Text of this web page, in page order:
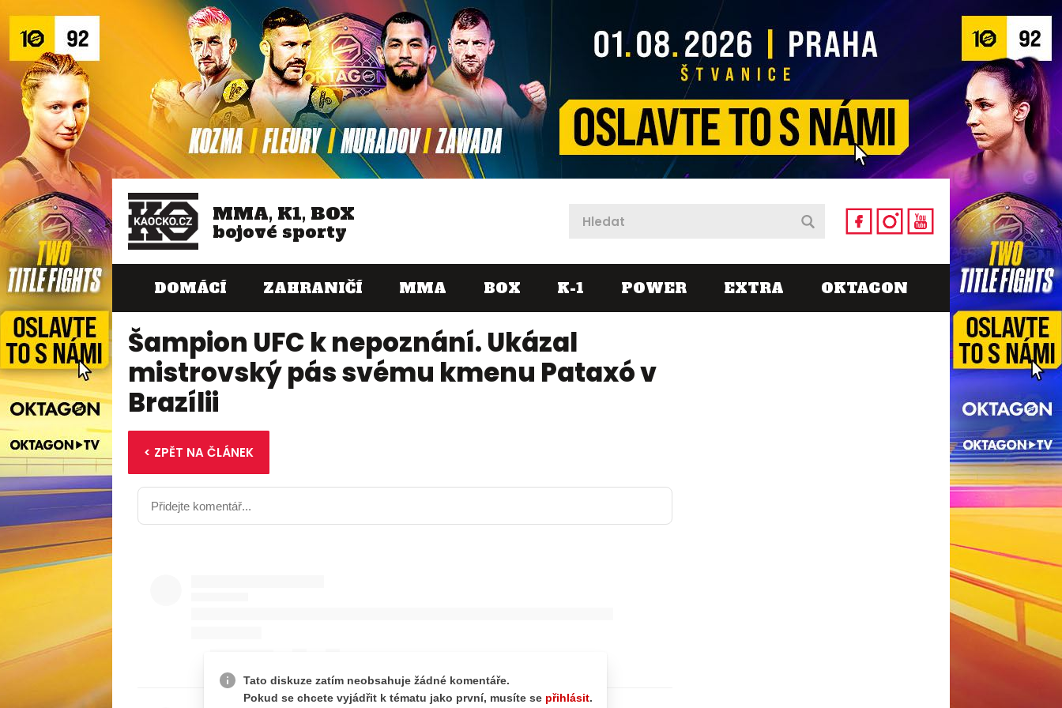
MMA, K1, BOX
bojové sporty
DOMÁCÍ ZAHRANIČÍ MMA BOX K-1 POWER EXTRA OKTAGON
Šampion UFC k nepoznání. Ukázal
mistrovský pás svému kmenu Pataxó v
Brazílii
< ZPĚT NA ČLÁNEK